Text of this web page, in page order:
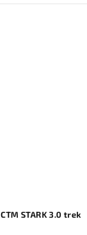
CTM STARK 3.0 trek